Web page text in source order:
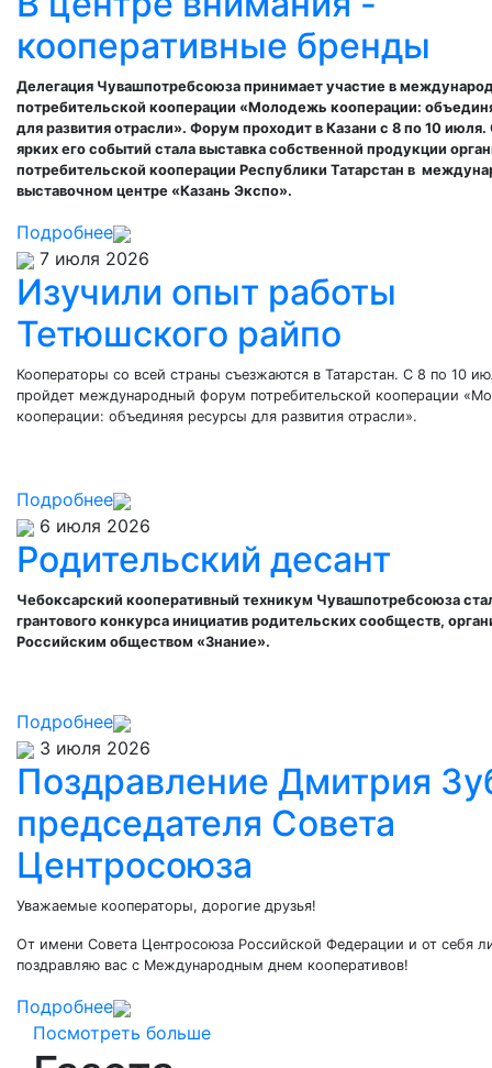
кооперативные бренды
Делегация Чувашпотребсоюза принимает участие в
потребительской кооперации «Молодежь кооперации:
для развития отрасли». Форум проходит в Казани с 8 по 10
ярких его событий стала выставка собственной продукции
потребительской кооперации Республики Татарстан в м
выставочном центре «Казань Экспо».
Подробнее
7 июля 2026
Изучили опыт работы
Тетюшского райпо
Кооператоры со всей страны съезжаются в Татарстан. С 8 по 10
пройдет международный форум потребительской кооперации
кооперации: объединяя ресурсы для развития отрасли».
Подробнее
6 июля 2026
Родительский десант
Чебоксарский кооперативный техникум Чувашпотребсоюза
грантового конкурса инициатив родительских сообществ,
Российским обществом «Знание».
Подробнее
3 июля 2026
Поздравление Дмитрия
председателя Совета
Центросоюза
Уважаемые кооператоры, дорогие друзья!
От имени Совета Центросоюза Российской Федерации и от себя
поздравляю вас с Международным днем кооперативов!
Подробнее
Посмотреть больше